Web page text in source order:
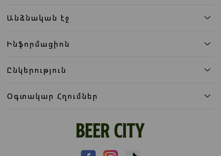
Անձնական էջ
Ինֆորմացիոն
Ընկերություն
Օգտակար Հղումներ